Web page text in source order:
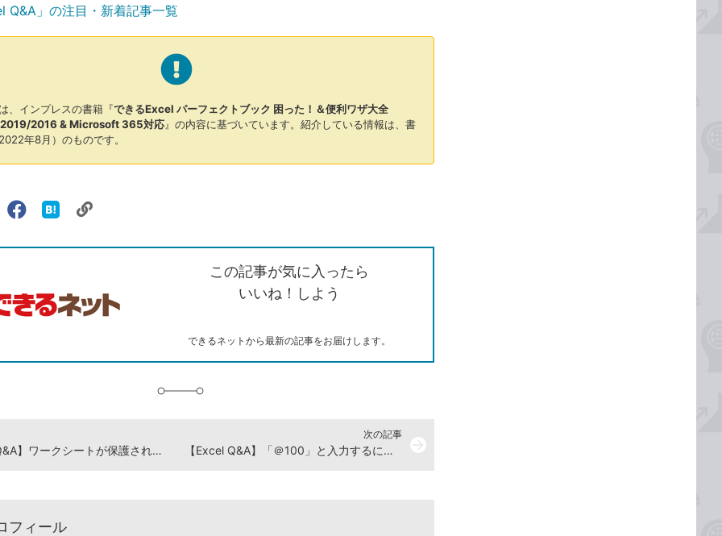
Q&A」の注目・新着記事一覧
、インプレスの書籍『できるExcel パーフェクトブック 困った！＆便利ワザ大全
2016 & Microsoft 365対応』の内容に基づいています。紹介している情報は、書
年8月）のものです。
する
旧
Facebook
シ
な
マ
ー
追
ク
ー
この記事が気に入ったら
いいね！しよう
できるネットから最新の記事をお届けします。
【Excel Q&A】ワークシートが保護されていてデータを入力できない！
次の記事
【Excel Q&A】「＠100」と入力するにはどうすればいいの？
フィール